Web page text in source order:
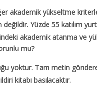
akademik yükseltme
Yüzde 55 katılım
akademik atanma ve
mu?
yoktur. Tam metin
kitabı basılacaktır.